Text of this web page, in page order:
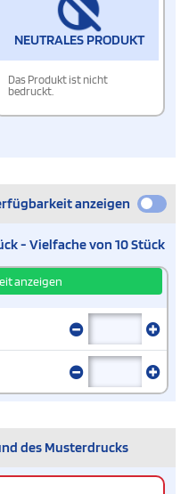
NEUTRALES PRODUKT
Das Produkt ist nicht
bedruckt.
anzeigen
- Vielfache von 10 Stück
anzeigen
des Musterdrucks